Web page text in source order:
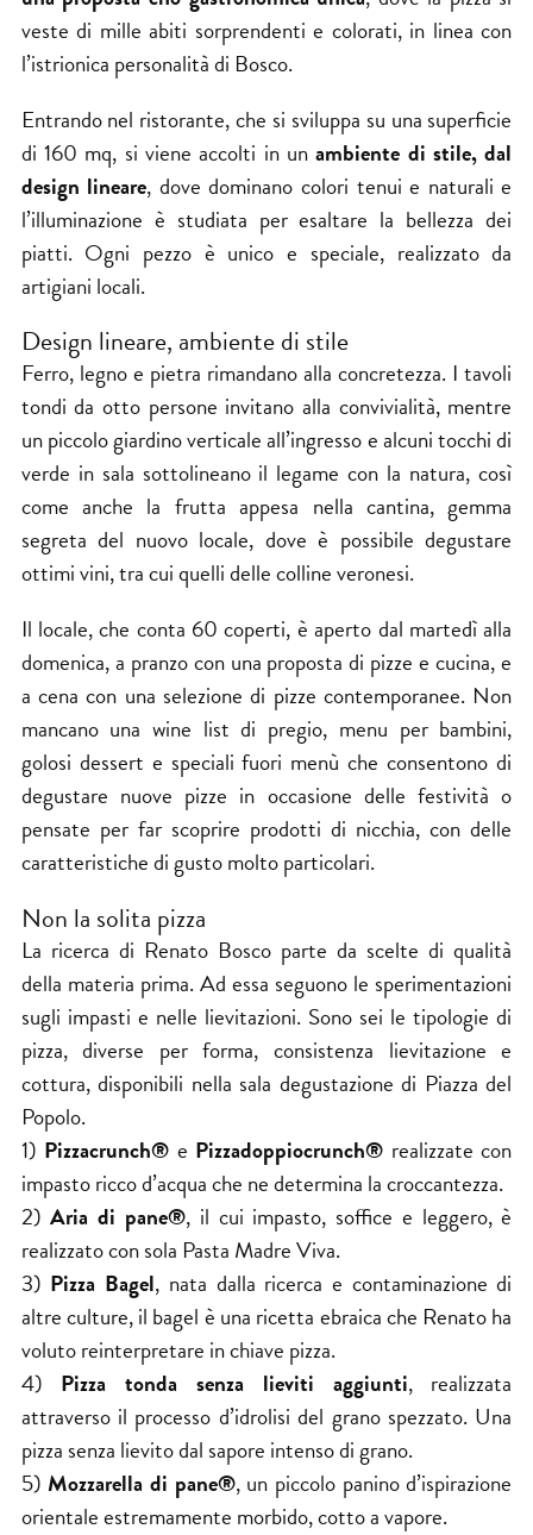
veste di mille abiti sorprendenti e colorati, in linea con
l’istrionica personalità di Bosco.
Entrando nel ristorante, che si sviluppa su una superficie
di 160 mq, si viene accolti in unambiente di stile, dal
design lineare, dove dominano colori tenui e naturali e
l’illuminazione è studiata per esaltare la bellezza dei
piatti. Ogni pezzo è unico e speciale, realizzato da
artigiani locali.
Design lineare, ambiente di stile
Ferro, legno e pietra rimandano alla concretezza. I tavoli
tondi da otto persone invitano alla convivialità, mentre
un piccolo giardino verticale all’ingresso e alcuni tocchi di
verde in sala sottolineano il legame con la natura, così
come anche la frutta appesa nella cantina, gemma
segreta del nuovo locale, dove è possibile degustare
ottimi vini, tra cui quelli delle colline veronesi.
Il locale, che conta 60 coperti, è aperto dal martedì alla
domenica, a pranzo con una proposta di pizze e cucina, e
a cena con una selezione di pizze contemporanee. Non
mancano una wine list di pregio, menu per bambini,
golosi dessert e speciali fuori menù che consentono di
degustare nuove pizze in occasione delle festività o
pensate per far scoprire prodotti di nicchia, con delle
caratteristiche di gusto molto particolari.
Non la solita pizza
La ricerca di Renato Bosco parte da scelte di qualità
della materia prima. Ad essa seguono le sperimentazioni
sugli impasti e nelle lievitazioni. Sono sei le tipologie di
pizza, diverse per forma, consistenza lievitazione e
cottura, disponibili nella sala degustazione di Piazza del
Popolo.
1) Pizzacrunch® e Pizzadoppiocrunch® realizzate con
impasto ricco d’acqua che ne determina la croccantezza.
2)Aria di pane®, il cui impasto, soffice e leggero, è
realizzato con sola Pasta Madre Viva.
3) Pizza Bagel, nata dalla ricerca e contaminazione di
altre culture, il bagel è una ricetta ebraica che Renato ha
voluto reinterpretare in chiave pizza.
4) Pizza tonda senza lieviti aggiunti, realizzata
attraverso il processo d’idrolisi del grano spezzato. Una
pizza senza lievito dal sapore intenso di grano.
5) Mozzarella di pane®, un piccolo panino d’ispirazione
orientale estremamente morbido, cotto a vapore.